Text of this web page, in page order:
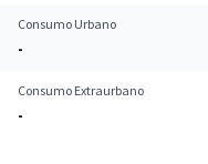
Consumo Urbano
-
Consumo Extraurbano
-